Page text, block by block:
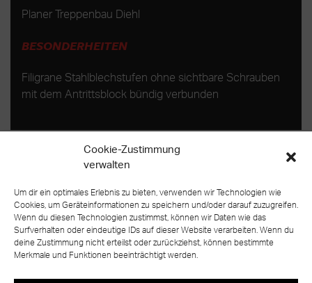
Cookie-Zustimmung
verwalten
Um dir ein optimales Erlebnis zu bieten, verwenden wir Technologien wie
Cookies, um Geräteinformationen zu speichern und/oder darauf zuzugreifen.
Wenn du diesen Technologien zustimmst, können wir Daten wie das
Surfverhalten oder eindeutige IDs auf dieser Website verarbeiten. Wenn du
deine Zustimmung nicht erteilst oder zurückziehst, können bestimmte
Merkmale und Funktionen beeinträchtigt werden.
Planer Treppenbau Diehl
BESONDERHEITEN
Filigrane Stahlblechstufen ohne sichtbare Schrauben
mit dem Antrittsblock bündig verbunden
AUSGANGSSITUATION
PLATZSPARENDE LÖSUNG FÜR NEUEN
WOHNRAUM
Bei der Umwandlung einer ehemaligen Werkstatt in
einen modernen Wohnraum mit einem zeitgemäßen
offenen Wohnkonzept wurde eine passende